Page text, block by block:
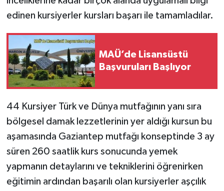
edinen kursiyerler kursları başarı ile tamamladılar.
MAÜ’de Lisansüstü
Başvuruları Başlıyor
44 Kursiyer Türk ve Dünya mutfağının yanı sıra
bölgesel damak lezzetlerinin yer aldığı kursun bu
aşamasında Gaziantep mutfağı konseptinde 3 ay
süren 260 saatlik kurs sonucunda yemek
yapmanın detaylarını ve tekniklerini öğrenirken
eğitimin ardından başarılı olan kursiyerler aşçılık